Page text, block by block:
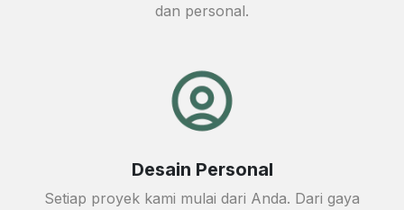
dan personal.
Desain Personal
Setiap proyek kami mulai dari Anda. Dari gaya